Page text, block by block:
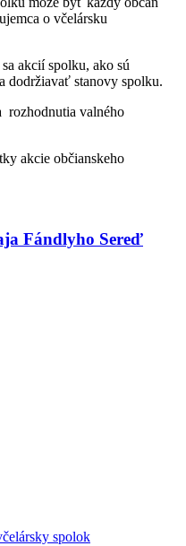
o včelársku
akcií spolku, ako sú
dodržiavať stanovy spolku.
rozhodnutia valného
akcie občianskeho
Fándlyho Sereď
spolok